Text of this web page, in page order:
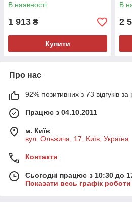
В наявності
1 913 ₴
Купити
В
2
Про нас
92% позитивних з 73 відгуків за
Працює з 04.10.2011
м. Київ
вул. Ольжича, 17, Київ, Україна
Контакти
Сьогодні працює з 10:30 до
Показати весь графік роботи